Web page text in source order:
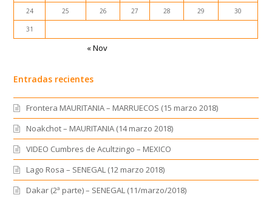
24 25 26 27 28 29 30
31
« Nov
Entradas recientes
Frontera MAURITANIA – MARRUECOS (15 marzo 2018)
Noakchot – MAURITANIA (14 marzo 2018)
VIDEO Cumbres de Acultzingo – MEXICO
Lago Rosa – SENEGAL (12 marzo 2018)
Dakar (2ª parte) – SENEGAL (11/marzo/2018)